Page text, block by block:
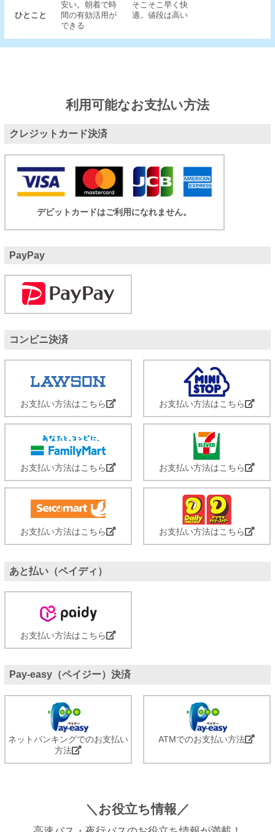
ひとこと
安い。朝着で時
間の有効活用が
できる
そこそこ早く快
適。値段は高い
利用可能なお支払い方法
クレジットカード決済
デビットカードはご利用になれません。
PayPay
コンビニ決済
お支払い方法はこちら お支払い方法はこちら
お支払い方法はこちら お支払い方法はこちら
お支払い方法はこちら お支払い方法はこちら
あと払い（ペイディ）
お支払い方法はこちら
Pay-easy（ペイジー）決済
ネットバンキングでのお支払い
方法
ATMでのお支払い方法
＼お役立ち情報／